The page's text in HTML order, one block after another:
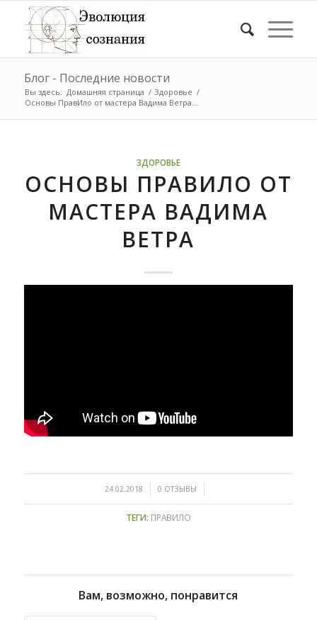
Блог - Последние новости
Вы здесь: Домашняя страница / Здоровье /
Основы ПравИло от мастера Вадима Ветра...
ЗДОРОВЬЕ
ОСНОВЫ ПРАВИЛО ОТ
МАСТЕРА ВАДИМА
ВЕТРА
24.02.2018
/ 0 ОТЗЫВЫ
/
ТЕГИ: ПРАВИЛО
Вам, возможно, понравится